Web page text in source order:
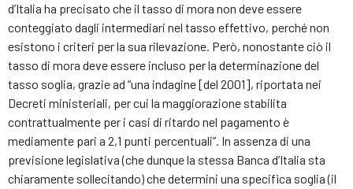
d’Italia ha precisato che il tasso di mora non deve essere
conteggiato dagli intermediari nel tasso effettivo, perché non
esistono i criteri per la sua rilevazione. Però, nonostante ciò il
tasso di mora deve essere incluso per la determinazione del
tasso soglia, grazie ad “una indagine [del 2001], riportata nei
Decreti ministeriali, per cui la maggiorazione stabilita
contrattualmente per i casi di ritardo nel pagamento è
mediamente pari a 2,1 punti percentuali”. In assenza di una
previsione legislativa (che dunque la stessa Banca d’Italia sta
chiaramente sollecitando) che determini una specifica soglia (il